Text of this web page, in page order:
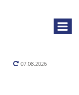
07.08.2026